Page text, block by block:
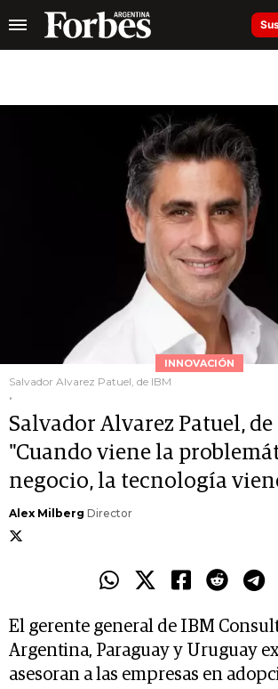
INNOVACIÓN
Salvador Alvarez Patuel, de IBM
.
Salvador Alvarez Patuel, de
"Cuando viene la
negocio, la tecnología
Alex Milberg Director
El gerente general de IBM
Argentina, Paraguay y Uruguay
asesoran a las empresas en